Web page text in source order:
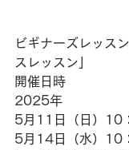
ビギナーズレッス
スレッスン」
開催日時
2025年
5月11日（日）
5月14日（水）